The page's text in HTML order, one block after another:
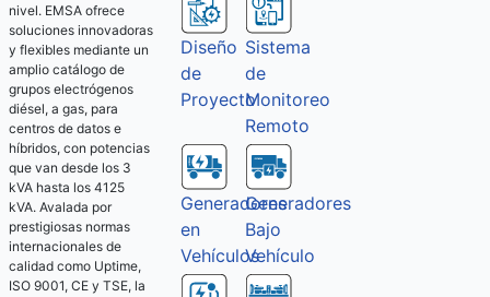
nivel. EMSA ofrece
soluciones innovadoras
y flexibles mediante un
amplio catálogo de
grupos electrógenos
diésel, a gas, para
centros de datos e
híbridos, con potencias
que van desde los 3
kVA hasta los 4125
kVA. Avalada por
prestigiosas normas
internacionales de
calidad como Uptime,
ISO 9001, CE y TSE, la
Diseño
de
Proyecto
Sistema
de
Monitoreo
Remoto
Generadores
en
Vehículos
Generadores
Bajo
Vehículo